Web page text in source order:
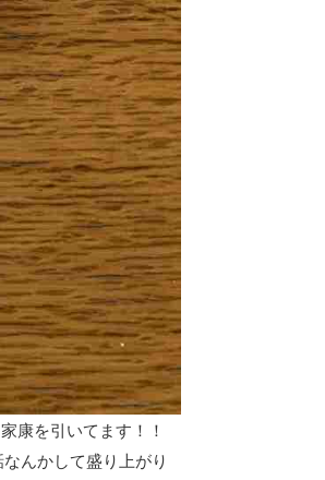
康を引いてます！！
んかして盛り上がり